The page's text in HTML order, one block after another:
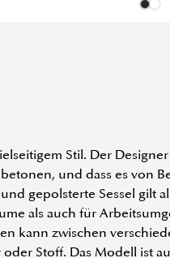
Stil. Der
und dass es von
gepolsterte Sessel gilt
als auch für
kann zwischen
Stoff. Das Modell ist